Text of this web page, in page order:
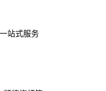
站式服务